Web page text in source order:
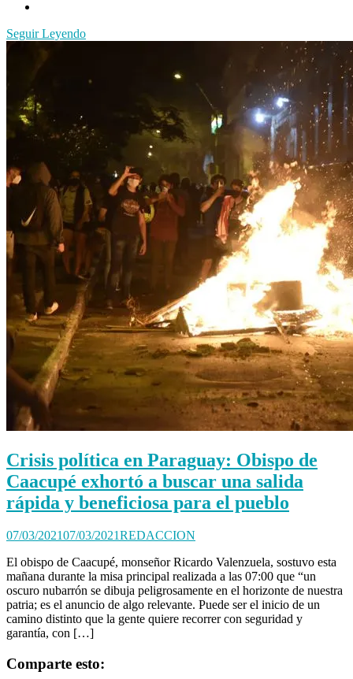
Seguir Leyendo
Crisis política en Paraguay: Obispo de
Caacupé exhortó a buscar una salida
rápida y beneficiosa para el pueblo
07/03/202107/03/2021REDACCION
El obispo de Caacupé, monseñor Ricardo Valenzuela, sostuvo esta
mañana durante la misa principal realizada a las 07:00 que “un
oscuro nubarrón se dibuja peligrosamente en el horizonte de nuestra
patria; es el anuncio de algo relevante. Puede ser el inicio de un
camino distinto que la gente quiere recorrer con seguridad y
garantía, con […]
Comparte esto: